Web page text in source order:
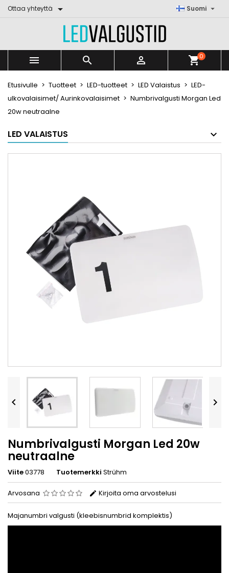
Ottaa yhteyttä  Suomi 
   shopping_cart0
Etusivulle Tuotteet LED-tuotteet LED Valaistus
LED-
ulkovalaisimet/ Aurinkovalaisimet
Numbrivalgusti Morgan Led
20w neutraalne
LED VALAISTUS
 
Numbrivalgusti Morgan Led 20w
neutraalne
Viite03778 Tuotemerkki Strühm
Arvosana Kirjoita oma arvostelusi
Majanumbri valgusti (kleebisnumbrid komplektis)